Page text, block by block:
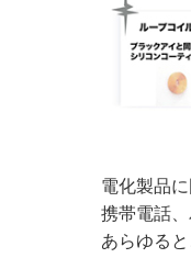
電化製品
携帯電話
あらゆる